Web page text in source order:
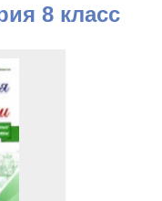
8 класс